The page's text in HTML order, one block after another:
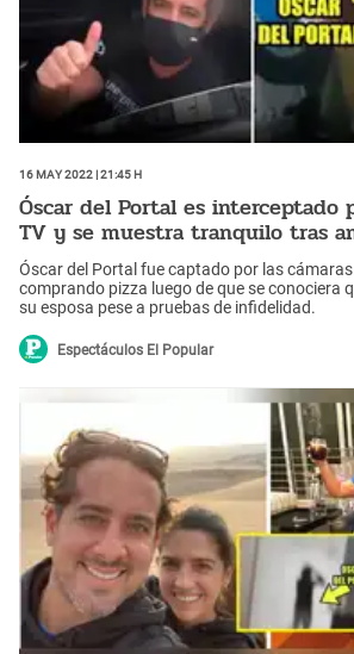
16 May 2022 | 21:45 h
Óscar del Portal es interceptado
TV y se muestra tranquilo tras
Óscar del Portal fue captado por las
comprando pizza luego de que se conociera
su esposa pese a pruebas de infidelidad.
Espectáculos El Popular